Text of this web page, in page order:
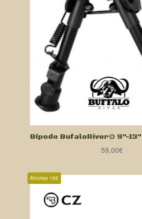
Bípode BufaloRiver® 9″-13″
59,00€
Ahorras 16€